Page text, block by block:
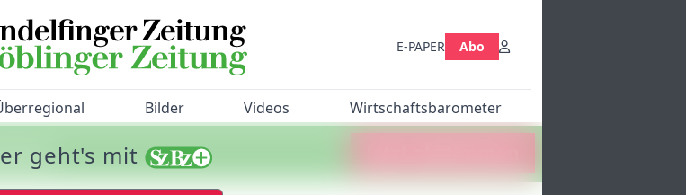
E-PAPER Abo
Bilder Videos Wirtschaftsbarometer
geht's mit